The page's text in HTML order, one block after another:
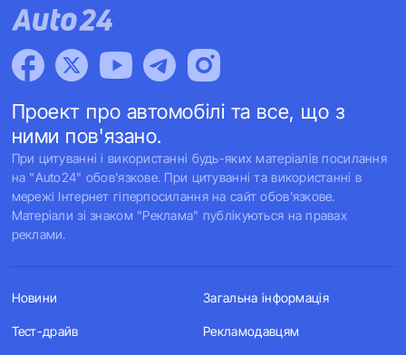
Проект про автомобілі та все, що з
ними пов'язано.
При цитуванні і використанні будь-яких матеріалів посилання
на "Auto24" обов'язкове. При цитуванні та використанні в
мережі Інтернет гіперпосилання на сайт обов'язкове.
Матеріали зі знаком "Реклама" публікуються на правах
реклами.
Новини
Тест-драйв
Загальна інформація
Рекламодавцям